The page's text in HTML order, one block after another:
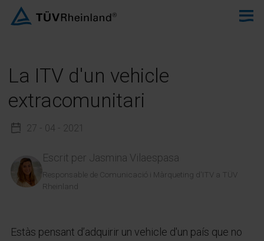
La ITV d'un vehicle
extracomunitari
27 - 04 - 2021
Escrit per Jasmina Vilaespasa
Responsable de Comunicació i Màrqueting d'ITV a TÜV
Rheinland
Estàs pensant d’adquirir un vehicle d'un país que no